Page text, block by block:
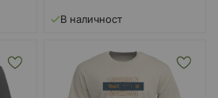
В наличност